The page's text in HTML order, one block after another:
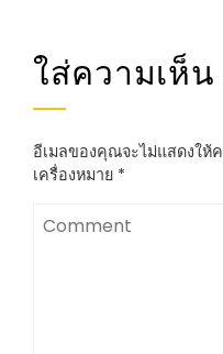
ใส่ความเห็น
อีเมลของคุณจะไม่แสดงให้
เครื่องหมาย *